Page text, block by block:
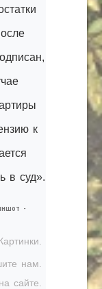
к
в суд».
-
нам.
сайте.